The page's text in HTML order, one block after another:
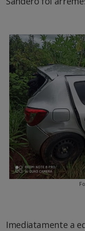
Imediatamente a